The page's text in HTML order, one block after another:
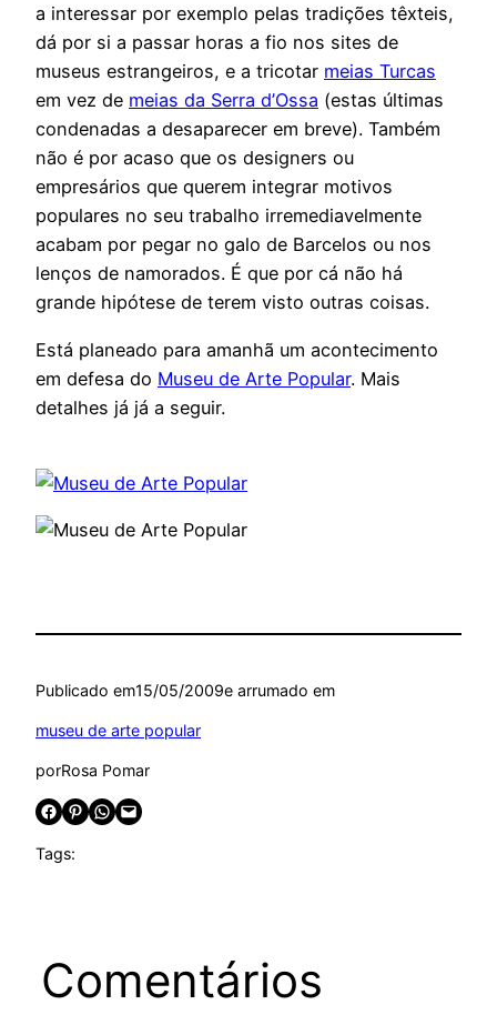
a interessar por exemplo pelas tradições têxteis,
dá por si a passar horas a fio nos sites de
museus estrangeiros, e a tricotar meias Turcas
em vez de meias da Serra d’Ossa (estas últimas
condenadas a desaparecer em breve). Também
não é por acaso que os designers ou
empresários que querem integrar motivos
populares no seu trabalho irremediavelmente
acabam por pegar no galo de Barcelos ou nos
lenços de namorados. É que por cá não há
grande hipótese de terem visto outras coisas.
Está planeado para amanhã um acontecimento
em defesa do Museu de Arte Popular. Mais
detalhes já já a seguir.
Publicado em15/05/2009e arrumado em
museu de arte popular
porRosa Pomar
Share on Facebook Share on Pinterest Share on WhatsApp Email this Page
Tags:
Comentários